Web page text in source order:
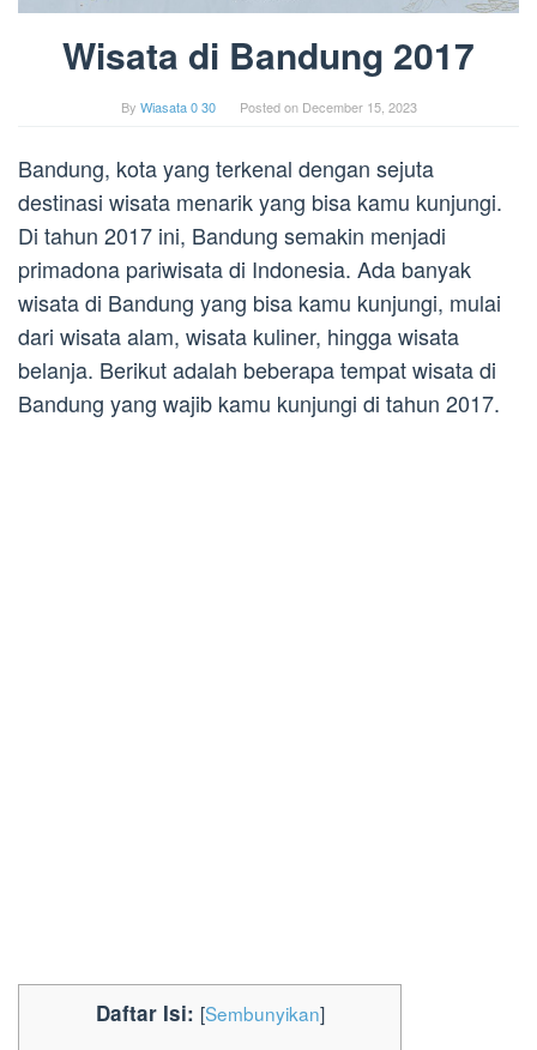
Wisata di Bandung 2017
By Wiasata 0 30 Posted on December 15, 2023
Bandung, kota yang terkenal dengan sejuta
destinasi wisata menarik yang bisa kamu kunjungi.
Di tahun 2017 ini, Bandung semakin menjadi
primadona pariwisata di Indonesia. Ada banyak
wisata di Bandung yang bisa kamu kunjungi, mulai
dari wisata alam, wisata kuliner, hingga wisata
belanja. Berikut adalah beberapa tempat wisata di
Bandung yang wajib kamu kunjungi di tahun 2017.
Daftar Isi: [Sembunyikan]